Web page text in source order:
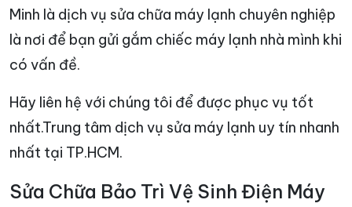
Minh là dịch vụ sửa chữa máy lạnh chuyên nghiệp
là nơi để bạn gửi gắm chiếc máy lạnh nhà mình khi
có vấn đề.
Hãy liên hệ với chúng tôi để được phục vụ tốt
nhất.Trung tâm dịch vụ sửa máy lạnh uy tín nhanh
nhất tại TP.HCM.
Sửa Chữa Bảo Trì Vệ Sinh Điện Máy